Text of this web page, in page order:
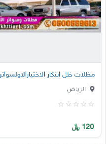
مظلات ظل ابتكار الاختيارالاولسواتر
الرياض
120 ﷼